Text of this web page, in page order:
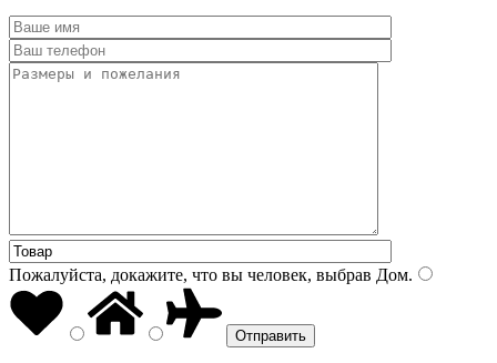
Пожалуйста, докажите, что вы человек, выбрав Дом.